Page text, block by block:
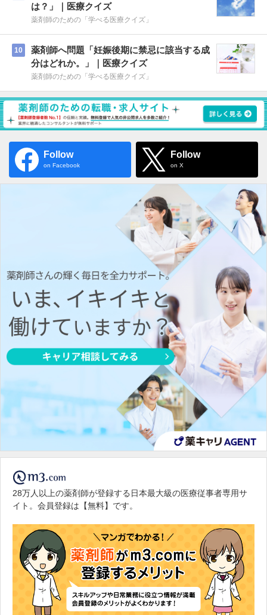
は？」｜医療クイズ
薬剤師のための「学べる医療クイズ」
10
薬剤師へ問題「妊娠後期に禁忌に該当する成
分はどれか。」｜医療クイズ
薬剤師のための「学べる医療クイズ」
Follow
on Facebook
Follow
on X
28万人以上の薬剤師が登録する日本最大級の医療従事者専用サ
イト。会員登録は【無料】です。